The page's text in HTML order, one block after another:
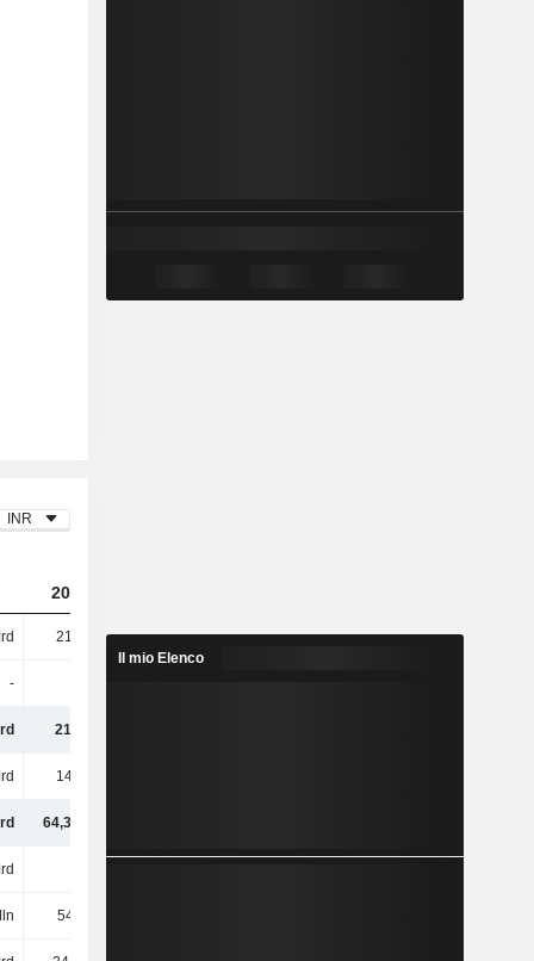
INR
2024
210 Mrd 231 Mrd 248 Mrd
-
210 Mrd
145 Mrd
64,38 Mrd
543 Mln
Il mio Elenco